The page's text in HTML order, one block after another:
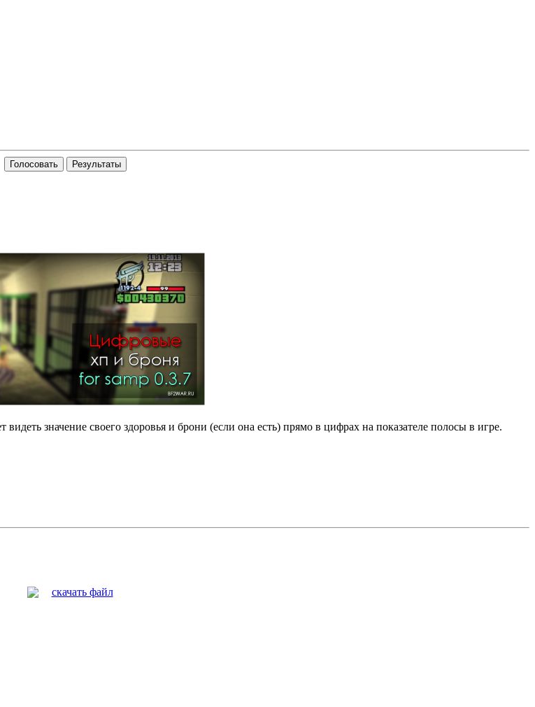
Голосовать Результаты
значение своего здоровья и брони (если она есть) прямо в цифрах на показателе полосы в игре.
скачать файл